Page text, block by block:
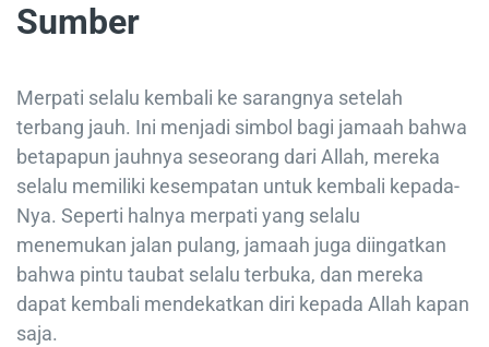
Sumber
Merpati selalu kembali ke sarangnya setelah
terbang jauh. Ini menjadi simbol bagi jamaah bahwa
betapapun jauhnya seseorang dari Allah, mereka
selalu memiliki kesempatan untuk kembali kepada-
Nya. Seperti halnya merpati yang selalu
menemukan jalan pulang, jamaah juga diingatkan
bahwa pintu taubat selalu terbuka, dan mereka
dapat kembali mendekatkan diri kepada Allah kapan
saja.